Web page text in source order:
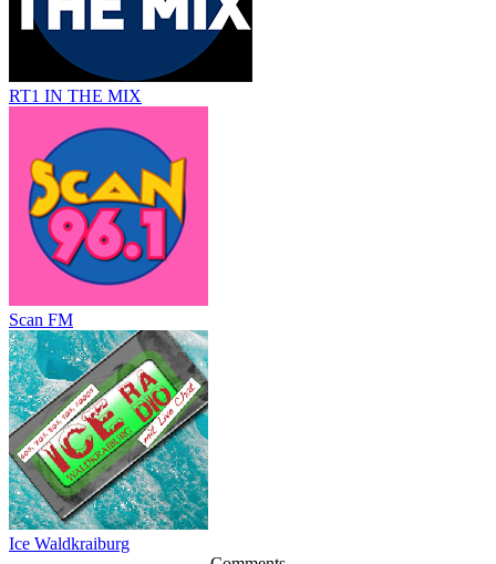
RT1 IN THE MIX
Scan FM
Ice Waldkraiburg